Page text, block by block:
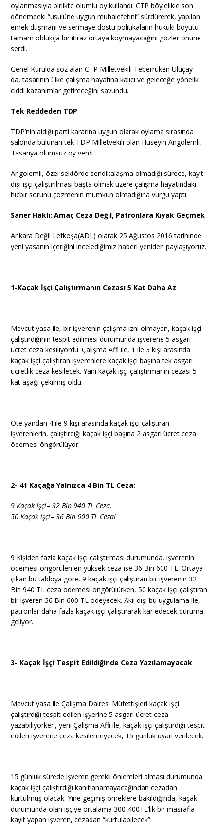
oylanmasıyla birlikte olumlu oy kullandı. CTP böylelikle son
dönemdeki “usulüne uygun muhalefetini” sürdürerek, yapılan
emek düşmanı ve sermaye dostu politikaların hukuki boyutu
tamam oldukça bir itiraz ortaya koymayacağını gözler önüne
serdi.
Genel Kurulda söz alan CTP Milletvekili Teberrüken Uluçay
da, tasarının ülke çalışma hayatına kalıcı ve geleceğe yönelik
ciddi kazanımlar getireceğini savundu.
Tek Reddeden TDP
TDP’nin aldığı parti kararına uygun olarak oylama sırasında
salonda bulunan tek TDP Milletvekili olan Hüseyin Angolemli,
tasarıya olumsuz oy verdi.
Angolemli, özel sektörde sendikalaşma olmadığı sürece, kayıt
dışı işçi çalıştırılması başta olmak üzere çalışma hayatındaki
hiçbir sorunu çözmenin mümkün olmadığına vurgu yaptı.
Saner Haklı: Amaç Ceza Değil, Patronlara Kıyak Geçmek
Ankara Değil Lefkoşa(ADL) olarak 25 Ağustos 2016 tarihinde
yeni yasanın içeriğini incelediğimiz haberi yeniden paylaşıyoruz.
1-Kaçak İşçi Çalıştırmanın Cezası 5 Kat Daha Az
Mevcut yasa ile, bir işverenin çalışma izni olmayan, kaçak işçi
çalıştırdığının tespit edilmesi durumunda işverene 5 asgari
ücret ceza kesiliyordu. Çalışma Affı ile, 1 ile 3 kişi arasında
kaçak işçi çalıştıran işverenlere kaçak işçi başına tek asgari
ücretlik ceza kesilecek. Yani kaçak işçi çalıştırmanın cezası 5
kat aşağı çekilmiş oldu.
Öte yandan 4 ile 9 kişi arasında kaçak işçi çalıştıran
işverenlerin, çalıştırdığı kaçak işçi başına 2 asgari ücret ceza
ödemesi öngörülüyor.
2- 41 Kaçağa Yalnızca 4 Bin TL Ceza:
9 Kaçak İşçi= 32 Bin 940 TL Ceza,
50 Kaçak işçi= 36 Bin 600 TL Ceza!
9 Kişiden fazla kaçak işçi çalıştırması durumunda, işverenin
ödemesi öngörülen en yüksek ceza ise 36 Bin 600 TL. Ortaya
çıkan bu tabloya göre, 9 kaçak işçi çalıştıran bir işverenin 32
Bin 940 TL ceza ödemesi öngörülürken, 50 kaçak işçi çalıştıran
bir işveren 36 Bin 600 TL ödeyecek. Akıl dışı bu uygulama ile,
patronlar daha fazla kaçak işçi çalıştırarak kar edecek duruma
geliyor.
3- Kaçak İşçi Tespit Edildiğinde Ceza Yazılamayacak
Mevcut yasa ile Çalışma Dairesi Müfettişleri kaçak işçi
çalıştırdığı tespit edilen işyerine 5 asgari ücret ceza
yazabiliyorken, yeni Çalışma Affı ile, kaçak işçi çalıştırdığı tespit
edilen işverene ceza kesilemeyecek, 15 günlük uyarı verilecek.
15 günlük sürede işveren gerekli önlemleri alması durumunda
kaçak işçi çalıştırdığı kanıtlanamayacağından cezadan
kurtulmuş olacak. Yine geçmiş örneklere bakıldığında, kaçak
durumunda olan işçiye ortalama 300-400TL’lik bir masrafla
kayıt yapan işveren, cezadan “kurtulabilecek”.